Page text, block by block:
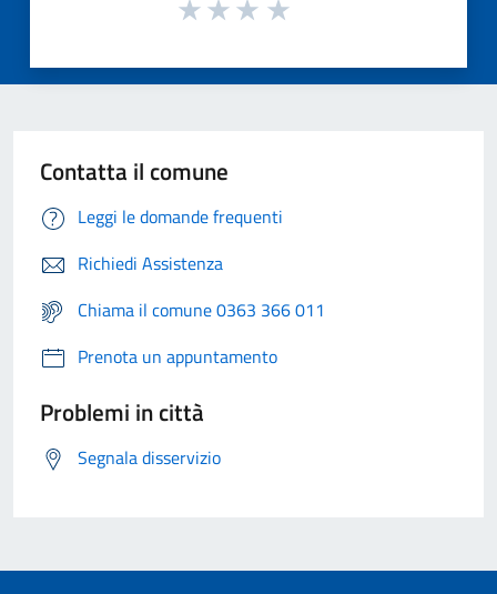
Contatta il comune
Leggi le domande frequenti
Richiedi Assistenza
Chiama il comune 0363 366 011
Prenota un appuntamento
Problemi in città
Segnala disservizio